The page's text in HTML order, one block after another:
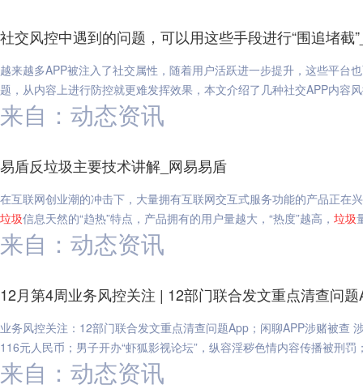
社交风控中遇到的问题，可以用这些手段进行“围追堵截
越来越多APP被注入了社交属性，随着用户活跃进一步提升，这些平台
题，从内容上进行防控就更难发挥效果，本文介绍了几种社交APP内容
来自：动态资讯
易盾反垃圾主要技术讲解_网易易盾
在互联网创业潮的冲击下，大量拥有互联网交互式服务功能的产品正在
垃圾信息天然的“趋热”特点，产品拥有的用户量越大，“热度”越高， 垃圾
来自：动态资讯
12月第4周业务风控关注 | 12部门联合发文重点清查问
业务风控关注：12部门联合发文重点清查问题App；闲聊APP涉赌被查
116元人民币；男子开办“虾狐影视论坛”，纵容淫秽色情内容传播被刑
来自：动态资讯